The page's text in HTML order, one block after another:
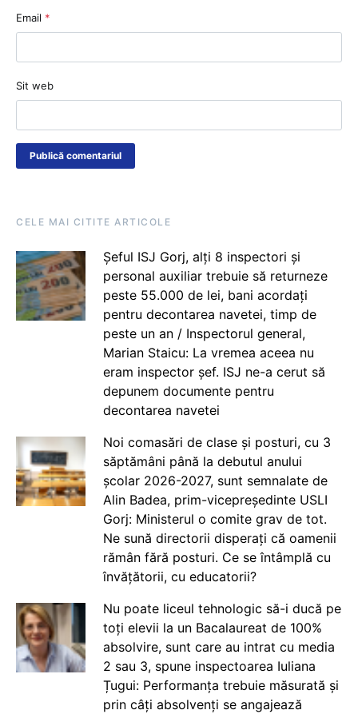
Email *
Sit web
CELE MAI CITITE ARTICOLE
Șeful ISJ Gorj, alți 8 inspectori și
personal auxiliar trebuie să returneze
peste 55.000 de lei, bani acordați
pentru decontarea navetei, timp de
peste un an / Inspectorul general,
Marian Staicu: La vremea aceea nu
eram inspector șef. ISJ ne-a cerut să
depunem documente pentru
decontarea navetei
Noi comasări de clase și posturi, cu 3
săptămâni până la debutul anului
școlar 2026-2027, sunt semnalate de
Alin Badea, prim-vicepreședinte USLI
Gorj: Ministerul o comite grav de tot.
Ne sună directorii disperați că oamenii
rămân fără posturi. Ce se întâmplă cu
învățătorii, cu educatorii?
Nu poate liceul tehnologic să-i ducă pe
toți elevii la un Bacalaureat de 100%
absolvire, sunt care au intrat cu media
2 sau 3, spune inspectoarea Iuliana
Țugui: Performanța trebuie măsurată și
prin câți absolvenți se angajează